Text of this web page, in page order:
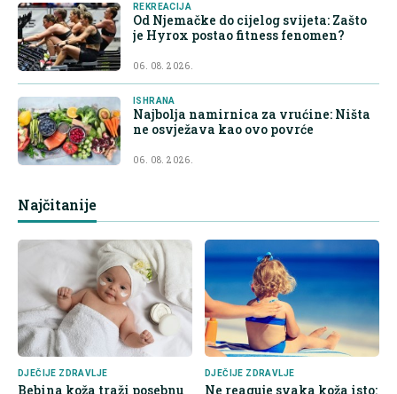
REKREACIJA
Od Njemačke do cijelog svijeta: Zašto
je Hyrox postao fitness fenomen?
06. 08. 2026.
ISHRANA
Najbolja namirnica za vrućine: Ništa
ne osvježava kao ovo povrće
06. 08. 2026.
Najčitanije
DJEČIJE ZDRAVLJE
Bebina koža traži posebnu
DJEČIJE ZDRAVLJE
Ne reaguje svaka koža isto: